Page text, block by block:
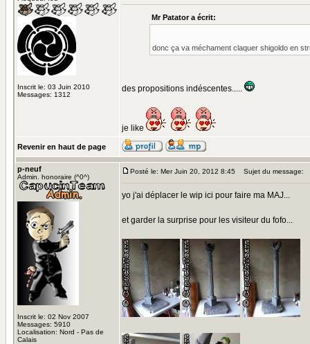
Inscrit le: 03 Juin 2010
Messages: 1312
Mr Patator a écrit:
donc ça va méchament claquer shigoldo en
des propositions indéscentes.....
je like
Revenir en haut de page
p-neuf
Admin. honoraire (^0^)
Inscrit le: 02 Nov 2007
Messages: 5910
Localisation: Nord - Pas de
Calais
Posté le: Mer Juin 20, 2012 8:45 Sujet du message:
yo j'ai déplacer le wip ici pour faire ma MAJ...
et garder la surprise pour les visiteur du fofo...